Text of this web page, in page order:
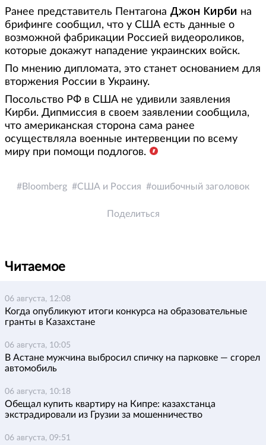
Ранее представитель Пентагона Джон Кирби на
брифинге сообщил, что у США есть данные о
возможной фабрикации Россией видеороликов,
которые докажут нападение украинских войск.
По мнению дипломата, это станет основанием для
вторжения России в Украину.
Посольство РФ в США не удивили заявления
Кирби. Дипмиссия в своем заявлении сообщила,
что американская сторона сама ранее
осуществляла военные интервенции по всему
миру при помощи подлогов.
Bloomberg США и Россия ошибочный заголовок
Поделиться
Читаемое
06 августа, 12:08
Когда опубликуют итоги конкурса на образовательные
гранты в Казахстане
06 августа, 10:05
В Астане мужчина выбросил спичку на парковке — сгорел
автомобиль
06 августа, 10:18
Обещал купить квартиру на Кипре: казахстанца
экстрадировали из Грузии за мошенничество
06 августа, 09:51